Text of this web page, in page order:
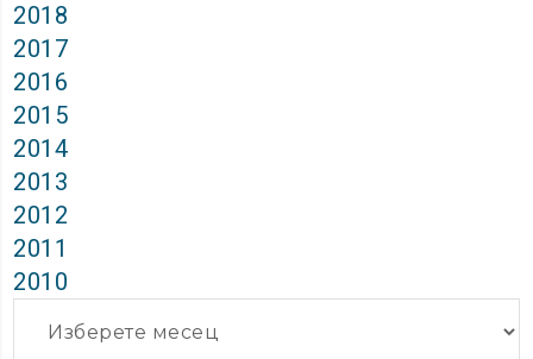
2018
2017
2016
2015
2014
2013
2012
2011
2010